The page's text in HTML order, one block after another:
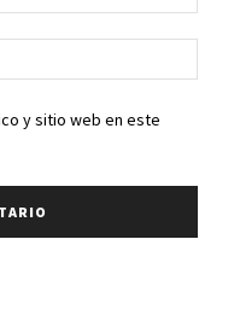
web:
y sitio web en este